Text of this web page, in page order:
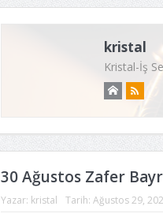
kristal
Kristal-İş
30 Ağustos Zafer
Yazar: kristal Tarih: Ağustos 29,